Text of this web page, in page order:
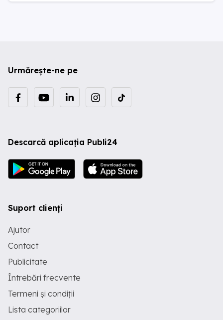
Urmărește-ne pe
Descarcă aplicația Publi24
Suport clienți
Ajutor
Contact
Publicitate
Întrebări frecvente
Termeni și condiții
Lista categoriilor